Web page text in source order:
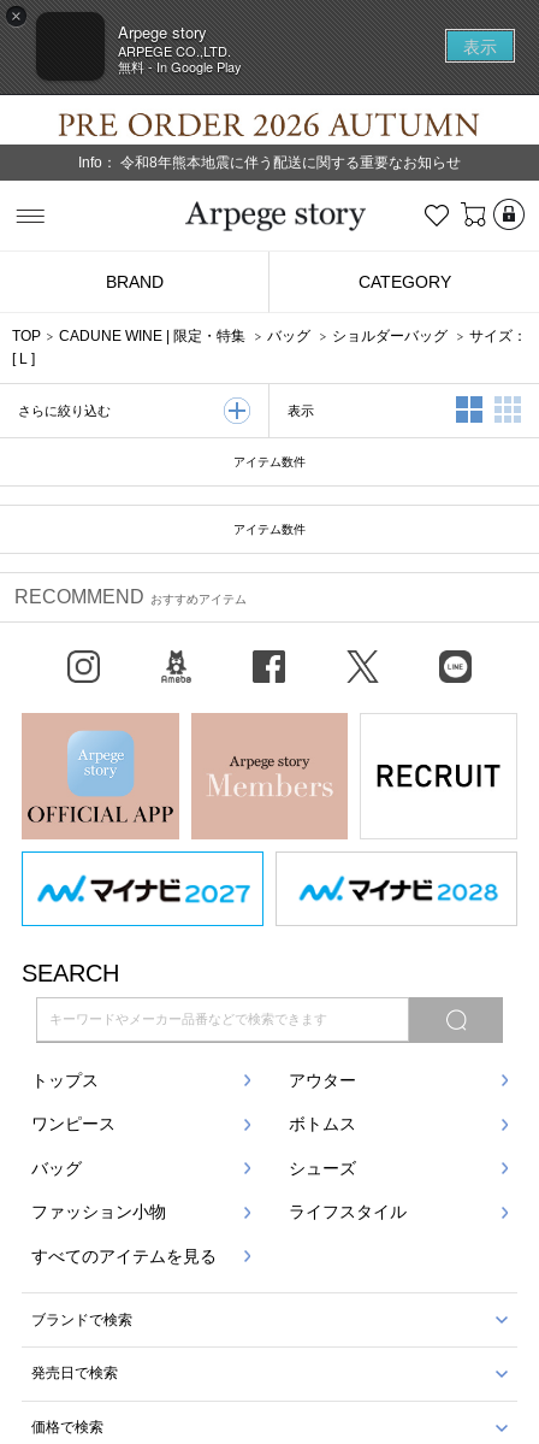
×
Arpege story
ARPEGE CO.,LTD.
無料 - In Google Play
表示
Info： 令和8年熊本地震に伴う配送に関する重要なお知らせ
お気に入り
BRAND CATEGORY
TOP CADUNE WINE 限定・特集 バッグ ショルダーバッグ
サイズ：
[ L ]
さらに絞り込む 表示 2列表示
アイテム数件
アイテム数件
RECOMMEND おすすめアイテム
X（旧Twitter） LINE
SEARCH
トップス アウター
ワンピース ボトムス
バッグ シューズ
ファッション小物 ライフスタイル
すべてのアイテムを見る
ブランドで検索
発売日で検索
価格で検索